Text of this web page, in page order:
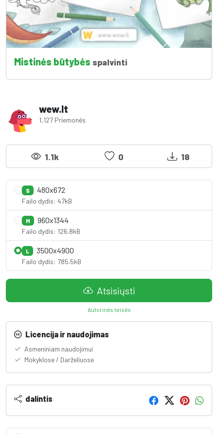
Mistinės būtybės spalvinti
wew.lt
1,127 Priemonės
1.1k 0 18
S 480x672
Failo dydis: 47kB
M 960x1344
Failo dydis: 126.8kB
L 3500x4900
Failo dydis: 785.5kB
Atsisiųsti
Autorinės teisės
Licencija ir naudojimas
Asmeniniam naudojimui
Mokyklose / Darželiuose
dalintis